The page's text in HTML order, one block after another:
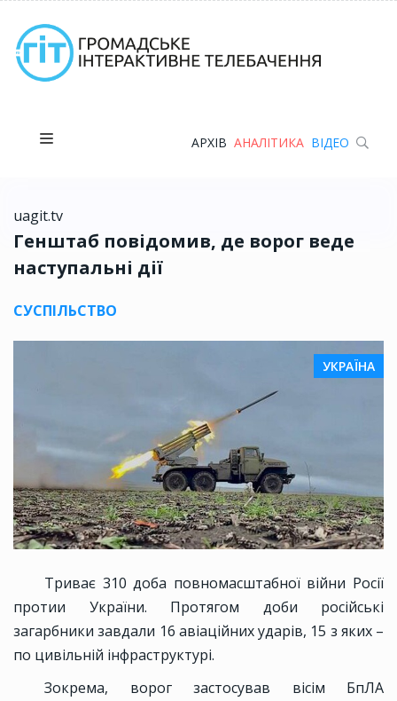
АРХІВ АНАЛІТИКА ВІДЕО
uagit.tv
Генштаб повідомив, де ворог веде
наступальні дії
СУСПІЛЬСТВО
УКРАЇНА
Триває 310 доба повномасштабної війни Росії
протии України. Протягом доби російські
загарбники завдали 16 авіаційних ударів, 15 з яких –
по цивільній інфраструктурі.
Зокрема, ворог застосував вісім БпЛА